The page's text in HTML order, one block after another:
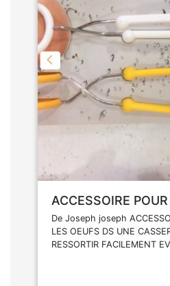
ACCESSOIRE
De Joseph joseph
LES OEUFS DS UNE
RESSORTIR FACILEMENT